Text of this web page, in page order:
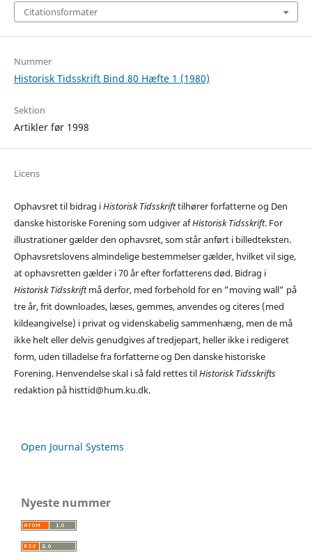
Citationsformater
Nummer
Historisk Tidsskrift Bind 80 Hæfte 1 (1980)
Sektion
Artikler før 1998
Licens
Ophavsret til bidrag iHistorisk Tidsskrifttilhører forfatterne og Den
danske historiske Forening som udgiver afHistorisk Tidsskrift. For
illustrationer gælder den ophavsret, som står anført i billedteksten.
Ophavsretslovens almindelige bestemmelser gælder, hvilket vil sige,
at ophavsretten gælder i 70 år efter forfatterens død. Bidrag i
Historisk Tidsskriftmå derfor, med forbehold for en ”moving wall” på
tre år, frit downloades, læses, gemmes, anvendes og citeres (med
kildeangivelse) i privat og videnskabelig sammenhæng, men de må
ikke helt eller delvis genudgives af tredjepart, heller ikke i redigeret
form, uden tilladelse fra forfatterne og Den danske historiske
Forening. Henvendelse skal i så fald rettes tilHistorisk Tidsskrifts
redaktion på histtid@hum.ku.dk.
Open Journal Systems
Nyeste nummer